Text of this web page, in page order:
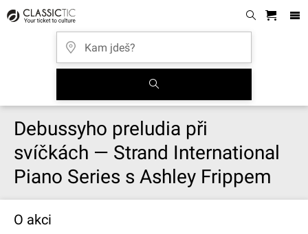
Debussyho preludia při
svíčkách — Strand International
Piano Series s Ashley Frippem
O akci